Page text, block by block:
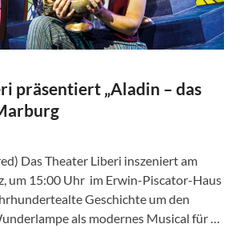
präsentiert „Aladin – das
Das Theater Liberi inszeniert am
um 15:00 Uhr im Erwin-Piscator-Haus
Geschichte um den
als modernes Musical für …